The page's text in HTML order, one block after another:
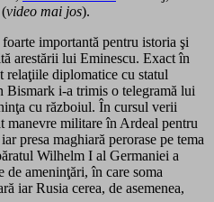
video mai jos).
importantă pentru istoria şi
arestării lui Eminescu. Exact în
relaţiile diplomatice cu statul
Bismark i-a trimis o telegramă lui
cu războiul. În cursul verii
manevre militare în Ardeal pentru
presa maghiară perorase pe tema
Wilhelm I al Germaniei a
de ameninţări, în care soma
iar Rusia cerea, de asemenea,